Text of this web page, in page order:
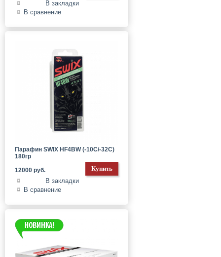
В закладки
В сравнение
Парафин SWIX HF4BW (-10C/-32C)
180гр
12000 руб.
В закладки
В сравнение